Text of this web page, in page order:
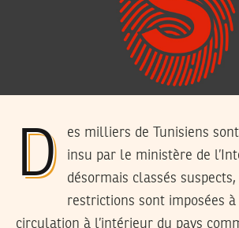
Des milliers de Tunisiens sont fichés à leur
insu par le ministère de
désormais classés
restrictions sont imposées
circulation à l’intérieur du pays